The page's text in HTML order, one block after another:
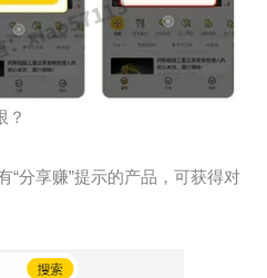
？
“分享赚”提示的产品，可获得对